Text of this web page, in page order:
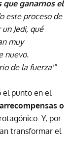
que ganarnos el
este proceso de
Jedi, qué
muy
nuevo.
de la fuerza'"
el punto en el
o
Y, por
transformar el